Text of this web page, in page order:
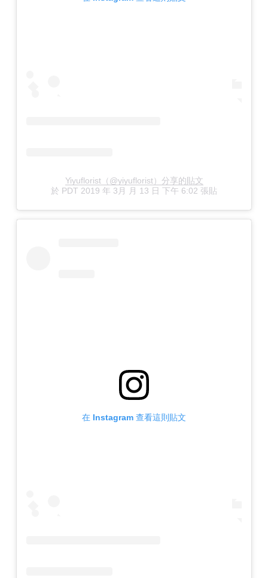
Yiyuflorist（@yiyuflorist）分享的貼文
於 PDT 2019 年 3月 月 13 日 下午 6:02 張貼
在 Instagram 查看這則貼文